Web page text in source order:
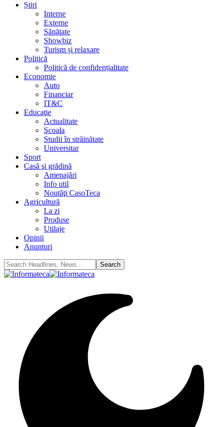
Știri
Interne
Externe
Sănătate
Showbiz
Turism și relaxare
Politică
Politică de confidențialitate
Economie
Auto
Financiar
IT&C
Educaţie
Actualitate
Şcoala
Studii în străinătate
Universitar
Sport
Casă şi grădină
Amenajări
Info util
Noutăţi CasoTeca
Agricultură
La zi
Produse
Utilaje
Opinii
Anunturi